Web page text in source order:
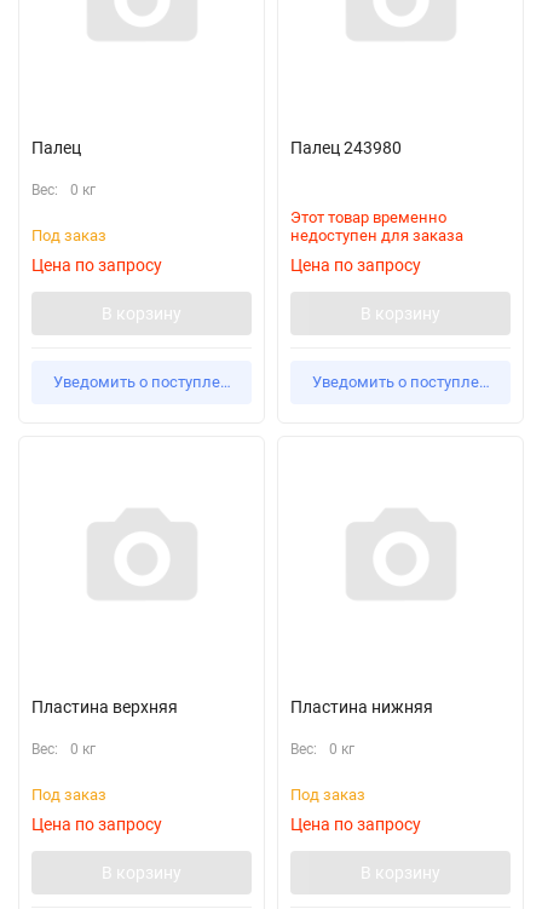
Палец
Вес: 0 кг
Под заказ
Цена по запросу
В корзину
Уведомить о поступлении
Палец 243980
Этот товар временно
недоступен для заказа
Цена по запросу
В корзину
Уведомить о поступлении
Пластина верхняя
Вес: 0 кг
Под заказ
Цена по запросу
В корзину
Пластина нижняя
Вес: 0 кг
Под заказ
Цена по запросу
В корзину